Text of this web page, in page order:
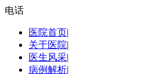
电话
医院首页|
关于医院|
医生风采|
病例解析|